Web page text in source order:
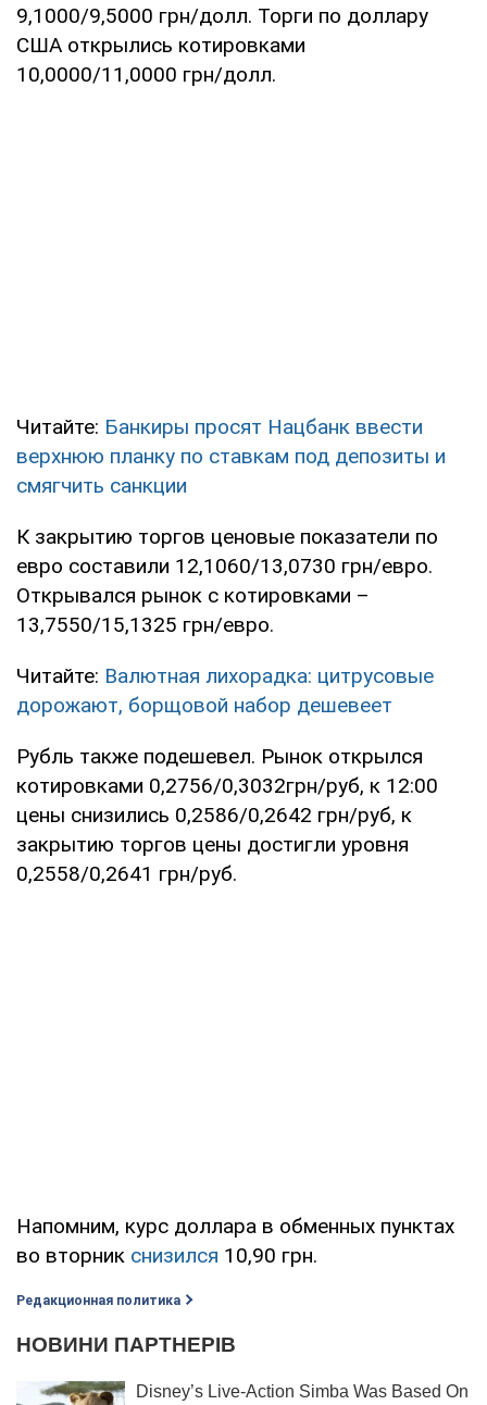
9,1000/9,5000 грн/долл. Торги по доллару
США открылись котировками
10,0000/11,0000 грн/долл.
Читайте: Банкиры просят Нацбанк ввести
верхнюю планку по ставкам под депозиты и
смягчить санкции
К закрытию торгов ценовые показатели по
евро составили 12,1060/13,0730 грн/евро.
Открывался рынок с котировками –
13,7550/15,1325 грн/евро.
Читайте: Валютная лихорадка: цитрусовые
дорожают, борщовой набор дешевеет
Рубль также подешевел. Рынок открылся
котировками 0,2756/0,3032грн/руб, к 12:00
цены снизились 0,2586/0,2642 грн/руб, к
закрытию торгов цены достигли уровня
0,2558/0,2641 грн/руб.
Напомним, курс доллара в обменных пунктах
во вторник снизился 10,90 грн.
Редакционная политика